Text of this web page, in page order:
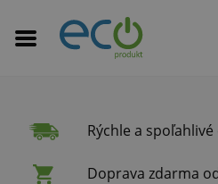
Rýchle a
Doprava zdarma